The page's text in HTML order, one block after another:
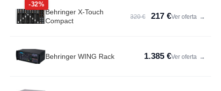
-32%
Behringer X-Touch
Compact
320 € 217 €Ver oferta →
Behringer WING Rack 1.385 €Ver oferta →